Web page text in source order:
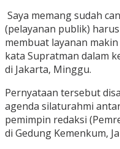
Saya memang sudah
(pelayanan publik)
membuat layanan
kata Supratman dalam
di Jakarta, Minggu.
Pernyataan tersebut
agenda silaturahmi
pemimpin redaksi
di Gedung Kemenkum,